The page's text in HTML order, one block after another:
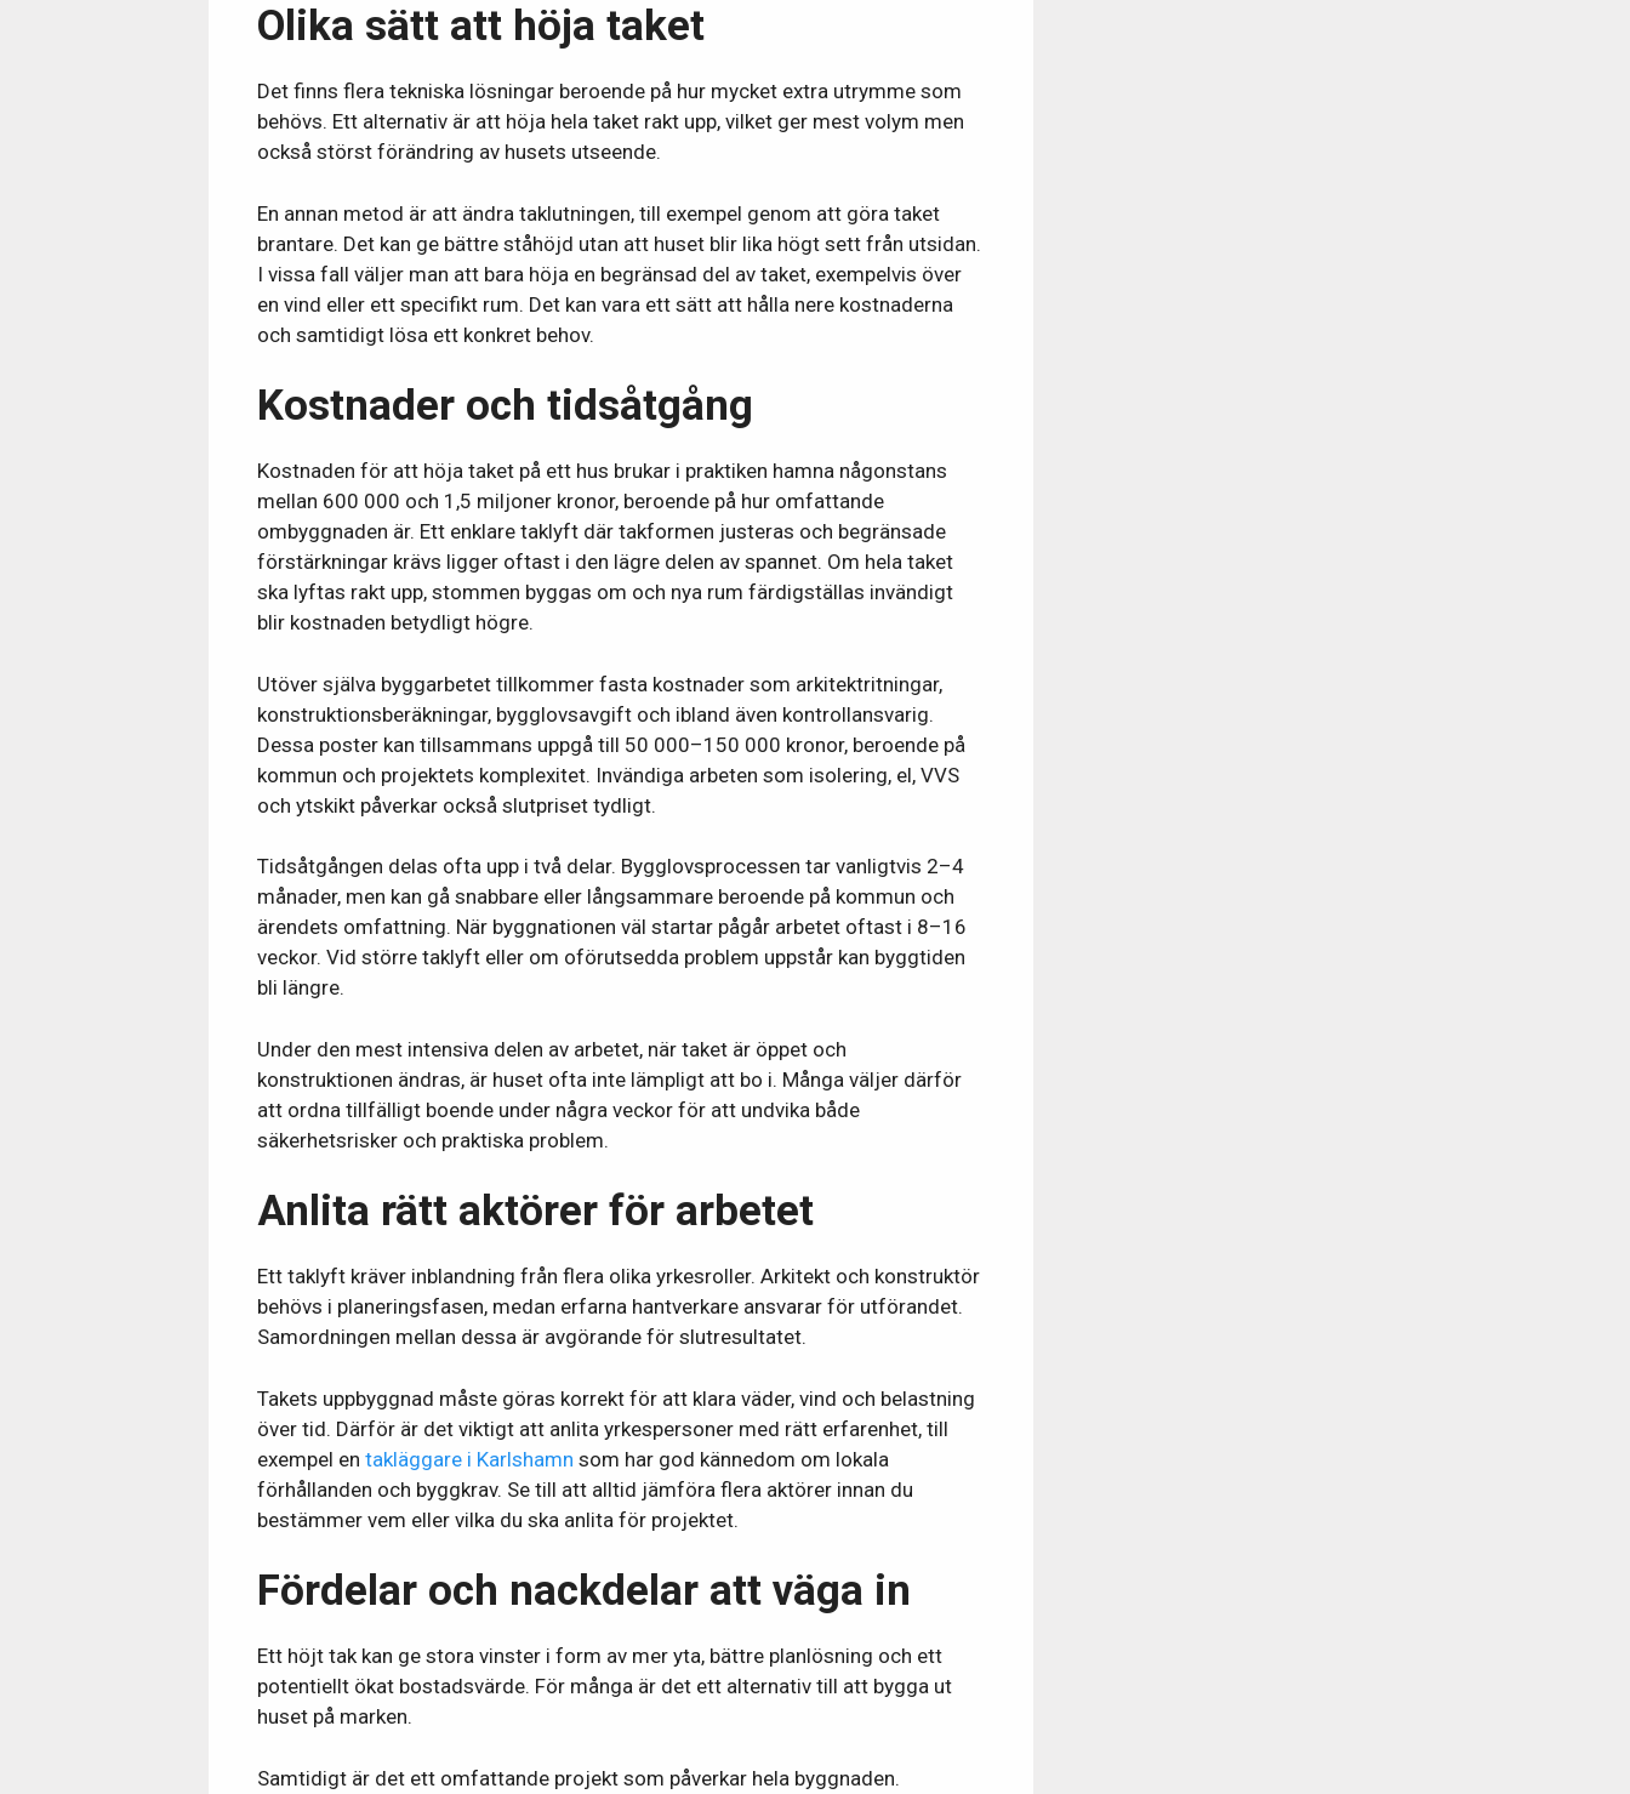
Olika sätt att höja taket
Det finns flera tekniska lösningar beroende på hur mycket extra utrymme som
behövs. Ett alternativ är att höja hela taket rakt upp, vilket ger mest volym men
också störst förändring av husets utseende.
En annan metod är att ändra taklutningen, till exempel genom att göra taket
brantare. Det kan ge bättre ståhöjd utan att huset blir lika högt sett från utsidan.
I vissa fall väljer man att bara höja en begränsad del av taket, exempelvis över
en vind eller ett specifikt rum. Det kan vara ett sätt att hålla nere kostnaderna
och samtidigt lösa ett konkret behov.
Kostnader och tidsåtgång
Kostnaden för att höja taket på ett hus brukar i praktiken hamna någonstans
mellan 600 000 och 1,5 miljoner kronor, beroende på hur omfattande
ombyggnaden är. Ett enklare taklyft där takformen justeras och begränsade
förstärkningar krävs ligger oftast i den lägre delen av spannet. Om hela taket
ska lyftas rakt upp, stommen byggas om och nya rum färdigställas invändigt
blir kostnaden betydligt högre.
Utöver själva byggarbetet tillkommer fasta kostnader som arkitektritningar,
konstruktionsberäkningar, bygglovsavgift och ibland även kontrollansvarig.
Dessa poster kan tillsammans uppgå till 50 000–150 000 kronor, beroende på
kommun och projektets komplexitet. Invändiga arbeten som isolering, el, VVS
och ytskikt påverkar också slutpriset tydligt.
Tidsåtgången delas ofta upp i två delar. Bygglovsprocessen tar vanligtvis 2–4
månader, men kan gå snabbare eller långsammare beroende på kommun och
ärendets omfattning. När byggnationen väl startar pågår arbetet oftast i 8–16
veckor. Vid större taklyft eller om oförutsedda problem uppstår kan byggtiden
bli längre.
Under den mest intensiva delen av arbetet, när taket är öppet och
konstruktionen ändras, är huset ofta inte lämpligt att bo i. Många väljer därför
att ordna tillfälligt boende under några veckor för att undvika både
säkerhetsrisker och praktiska problem.
Anlita rätt aktörer för arbetet
Ett taklyft kräver inblandning från flera olika yrkesroller. Arkitekt och konstruktör
behövs i planeringsfasen, medan erfarna hantverkare ansvarar för utförandet.
Samordningen mellan dessa är avgörande för slutresultatet.
Takets uppbyggnad måste göras korrekt för att klara väder, vind och belastning
över tid. Därför är det viktigt att anlita yrkespersoner med rätt erfarenhet, till
exempel en takläggare i Karlshamn som har god kännedom om lokala
förhållanden och byggkrav. Se till att alltid jämföra flera aktörer innan du
bestämmer vem eller vilka du ska anlita för projektet.
Fördelar och nackdelar att väga in
Ett höjt tak kan ge stora vinster i form av mer yta, bättre planlösning och ett
potentiellt ökat bostadsvärde. För många är det ett alternativ till att bygga ut
huset på marken.
Samtidigt är det ett omfattande projekt som påverkar hela byggnaden.